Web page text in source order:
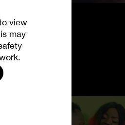
view
may